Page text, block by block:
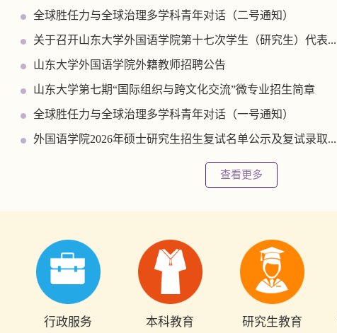
全球胜任力与全球治理多学科青年对话（二号通知）
关于召开山东大学外国语学院第十七次学生（研究生）代表...
山东大学外国语学院外籍教师招聘公告
山东大学第七期“国际组织与跨文化交流”微专业招生简章
全球胜任力与全球治理多学科青年对话（一号通知）
外国语学院2026年硕士研究生招生复试名单公示及复试录取...
查看更多
行政服务 本科教育 研究生教育